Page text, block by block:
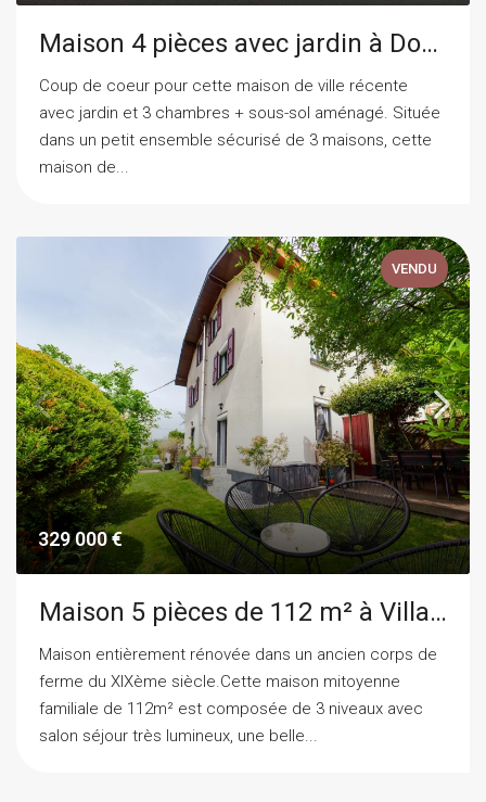
Maison 4 pièces avec jardin à Domène
Coup de coeur pour cette maison de ville récente
avec jardin et 3 chambres + sous-sol aménagé. Située
dans un petit ensemble sécurisé de 3 maisons, cette
maison de...
VENDU
329 000 €
Maison 5 pièces de 112 m² à Villard Bonnot
Maison entièrement rénovée dans un ancien corps de
ferme du XIXème siècle.Cette maison mitoyenne
familiale de 112m² est composée de 3 niveaux avec
salon séjour très lumineux, une belle...